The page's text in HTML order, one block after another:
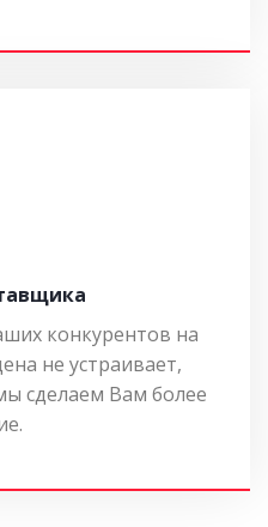
конкурентов на
не устраивает,
сделаем Вам более